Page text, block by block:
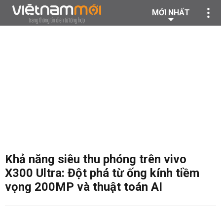
MỚI NHẤT
Khả năng siêu thu phóng trên vivo
X300 Ultra: Đột phá từ ống kính tiềm
vọng 200MP và thuật toán AI